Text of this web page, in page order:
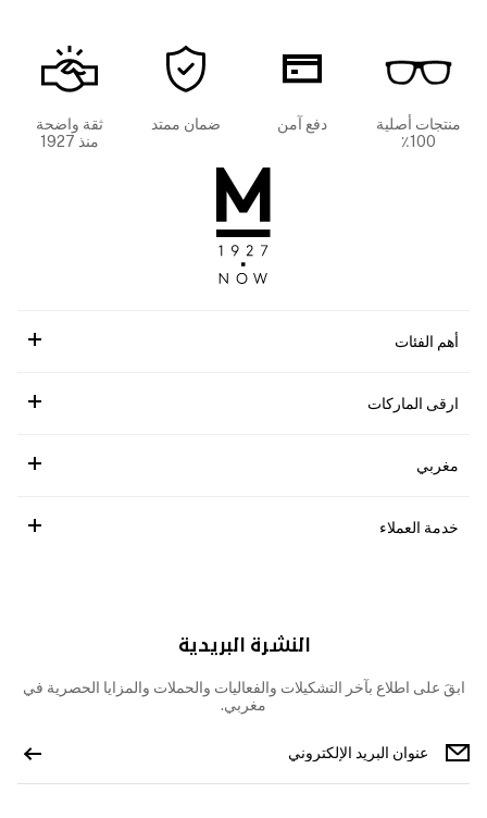
منتجات أصلية
100٪
دفع آمن ضمان ممتد
ثقة واضحة
منذ 1927
أهم الفئات
ارقى الماركات
مغربي
خدمة العملاء
النشرة البريدية
ابقَ على اطلاع بآخر التشكيلات والفعاليات والحملات والمزايا الحصرية في
مغربي.